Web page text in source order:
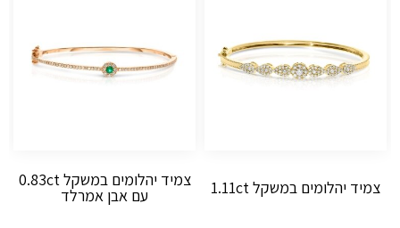
צמיד יהלומים במשקל 1.11ct צמיד יהלומים במשקל 0.83ct
עם אבן אמרלד